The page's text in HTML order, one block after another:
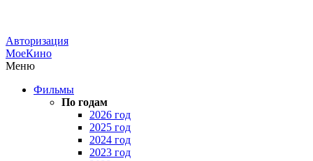
Авторизация
МоеКино
Меню
Фильмы
По годам
2026 год
2025 год
2024 год
2023 год